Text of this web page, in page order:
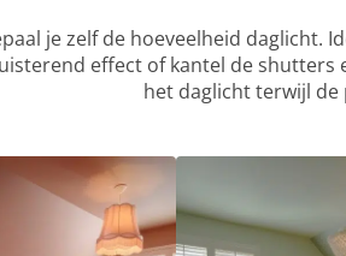
je zelf de hoeveelheid daglicht.
effect of kantel de shutters
het daglicht terwijl